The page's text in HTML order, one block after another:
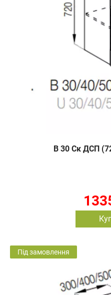
В 30 Ск ДСП
Під замовлення